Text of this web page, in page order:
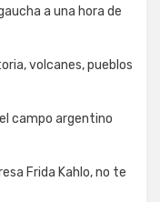
a una hora de
volcanes, pueblos
campo argentino
Frida Kahlo, no te